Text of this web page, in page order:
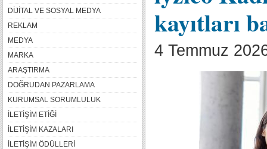
kayıtları
4 Temmuz
DİJİTAL VE SOSYAL MEDYA
REKLAM
MEDYA
MARKA
ARAŞTIRMA
DOĞRUDAN PAZARLAMA
KURUMSAL SORUMLULUK
İLETİŞİM ETİĞİ
İLETİŞİM KAZALARI
İLETİŞİM ÖDÜLLERİ